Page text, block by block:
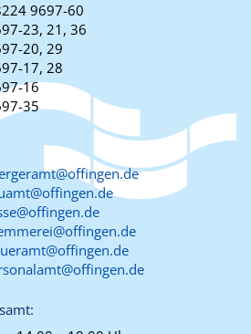
9697-60
23, 21, 36
20, 29
17, 28
16
35